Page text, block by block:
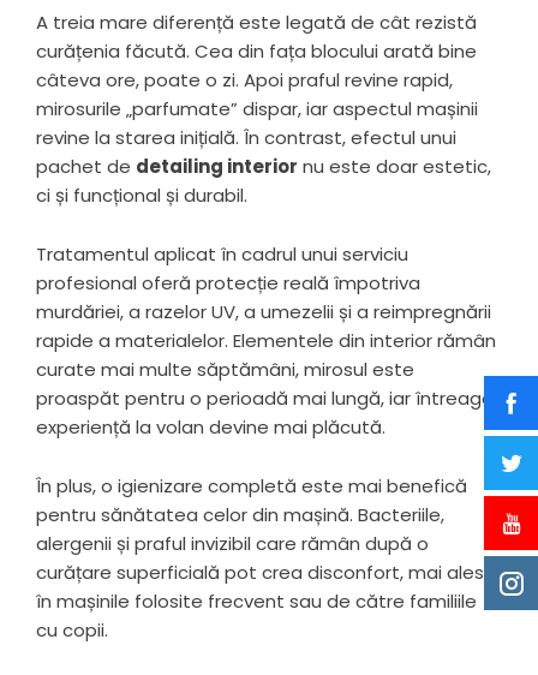
A treia mare diferență este legată de cât rezistă
curățenia făcută. Cea din fața blocului arată bine
câteva ore, poate o zi. Apoi praful revine rapid,
mirosurile „parfumate” dispar, iar aspectul mașinii
revine la starea inițială. În contrast, efectul unui
pachet de detailing interior nu este doar estetic,
ci și funcțional și durabil.
Tratamentul aplicat în cadrul unui serviciu
profesional oferă protecție reală împotriva
murdăriei, a razelor UV, a umezelii și a reimpregnării
rapide a materialelor. Elementele din interior rămân
curate mai multe săptămâni, mirosul este
proaspăt pentru o perioadă mai lungă, iar întreaga
experiență la volan devine mai plăcută.
În plus, o igienizare completă este mai benefică
pentru sănătatea celor din mașină. Bacteriile,
alergenii și praful invizibil care rămân după o
curățare superficială pot crea disconfort, mai ales
în mașinile folosite frecvent sau de către familiile
cu copii.